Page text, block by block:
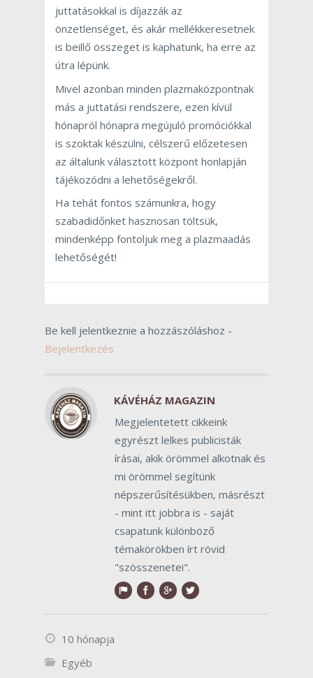
juttatásokkal is díjazzák az
önzetlenséget, és akár mellékkeresetnek
is beillő összeget is kaphatunk, ha erre az
útra lépünk.
Mivel azonban minden plazmaközpontnak
más a juttatási rendszere, ezen kívül
hónapról hónapra megújuló promóciókkal
is szoktak készülni, célszerű előzetesen
az általunk választott központ honlapján
tájékozódni a lehetőségekről.
Ha tehát fontos számunkra, hogy
szabadidőnket hasznosan töltsük,
mindenképp fontoljuk meg a plazmaadás
lehetőségét!
Be kell jelentkeznie a hozzászóláshoz -
Bejelentkezés
KÁVÉHÁZ MAGAZIN
Megjelentetett cikkeink
egyrészt lelkes publicisták
írásai, akik örömmel alkotnak és
mi örömmel segítünk
népszerűsítésükben, másrészt
- mint itt jobbra is - saját
csapatunk különböző
témakörökben írt rövid
"szösszenetei".
10 hónapja
Egyéb